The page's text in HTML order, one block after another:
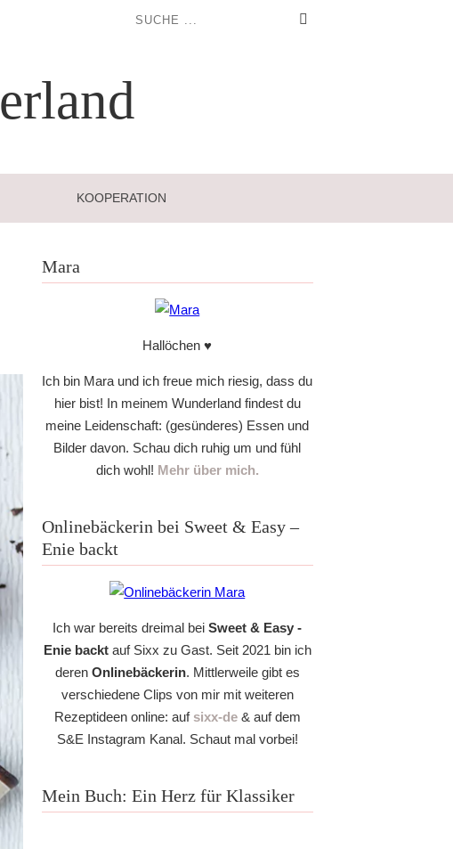
KOOPERATION
Mara
Hallöchen ♥
Ich bin Mara und ich freue mich riesig, dass du
hier bist! In meinem Wunderland findest du
meine Leidenschaft: (gesünderes) Essen und
Bilder davon. Schau dich ruhig um und fühl
dich wohl! Mehr über mich.
Onlinebäckerin bei Sweet & Easy –
Enie backt
Ich war bereits dreimal beiSweet & Easy -
Enie backtauf Sixx zu Gast. Seit 2021 bin ich
deren Onlinebäckerin. Mittlerweile gibt es
verschiedene Clips von mir mit weiteren
Rezeptideen online: auf sixx-de& auf dem
S&E Instagram Kanal. Schaut mal vorbei!
Mein Buch: Ein Herz für Klassiker